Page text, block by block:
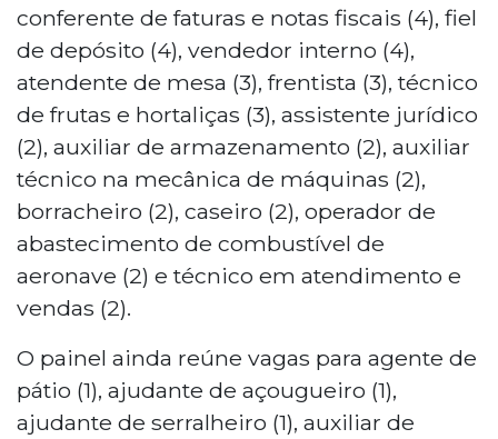
conferente de faturas e notas fiscais (4), fiel
de depósito (4), vendedor interno (4),
atendente de mesa (3), frentista (3), técnico
de frutas e hortaliças (3), assistente jurídico
(2), auxiliar de armazenamento (2), auxiliar
técnico na mecânica de máquinas (2),
borracheiro (2), caseiro (2), operador de
abastecimento de combustível de
aeronave (2) e técnico em atendimento e
vendas (2).
O painel ainda reúne vagas para agente de
pátio (1), ajudante de açougueiro (1),
ajudante de serralheiro (1), auxiliar de